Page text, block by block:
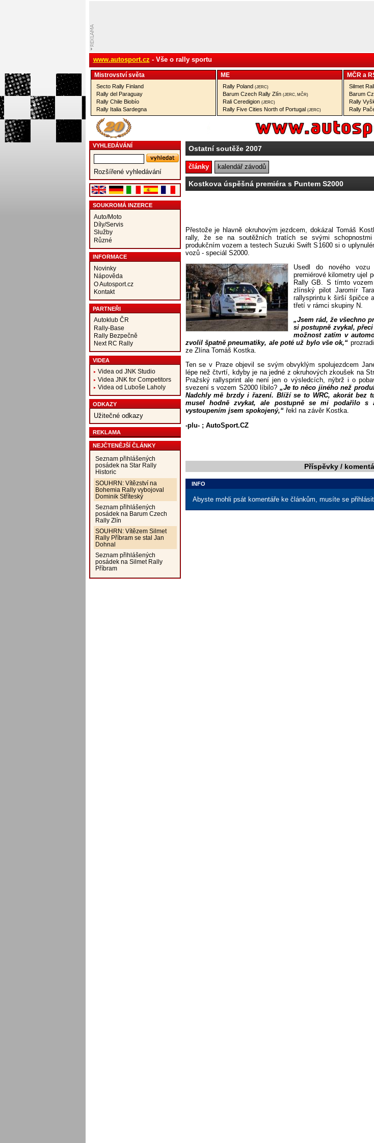
www.autosport.cz - Vše o rally sportu
Mistrovství­ světa
Secto Rally Finland
Rally del Paraguay
Rally Chile Biobío
Rally Italia Sardegna
ME
Rally Poland (JERC)
Barum Czech Rally Zlín (JERC, MČR)
Rali Ceredigion (JERC)
Rally Five Cities North of Portugal (JERC)
MČR a
Silmet
Barum
Rally
Rally
VYHLEDÁVÁNÍ
Rozšířené vyhledávání
SOUKROMÁ INZERCE
Auto/Moto
Díly/Servis
Služby
Různé
INFORMACE
Novinky
Nápověda
O Autosport.cz
Kontakt
PARTNEŘI
Autoklub ČR
Rally-Base
Rally Bezpečně
Next RC Rally
VIDEA
Videa od JNK Studio
Videa JNK for Competitors
Videa od Luboše Laholy
ODKAZY
Užitečné odkazy
REKLAMA
NEJČTENĚJŠÍ ČLÁNKY
Seznam přihlášených
posádek na Star Rally
Historic
SOUHRN: Vítězství na
Bohemia Rally vybojoval
Dominik Stříteský
Seznam přihlášených
posádek na Barum Czech
Rally Zlín
SOUHRN: Vítězem Silmet
Rally Příbram se stal Jan
Dohnal
Seznam přihlášených
posádek na Silmet Rally
Příbram
Ostatní soutěže 2007
články kalendář závodů
Kostkova úspěšná premiéra s Puntem S2000
Přestože je hlavně okruhovým jezdcem, dokázal Tomáš
rally, že se na soutěžních tratích se svými
produkčním vozem a testech Suzuki Swift S1600 si o
vozů - speciál S2000.
Usedl do nového
premiérové kilometry ujel
Rally GB. S tímto
zlínský pilot Jaromír
rallysprintu k širší špičce
třetí v rámci skupiny N.
„Jsem rád, že všechno
si postupně zvykal,
možnost zatím v
zvolil špatně pneumatiky, ale poté už bylo vše ok,“
ze Zlína Tomáš Kostka.
Ten se v Praze objevil se svým obvyklým spolujezdcem
lépe než čtvrtí, kdyby je na jedné z okruhových zkoušek na
Pražský rallysprint ale není jen o výsledcích, nýbrž i o
svezení s vozem S2000 líbilo? „Je to něco jiného než
Nadchly mě brzdy i řazení. Blíží se to WRC, akorát bez
musel hodně zvykat, ale postupně se mi podařilo s
vystoupením jsem spokojený,“řekl na závěr Kostka.
-plu- ; AutoSport.CZ
Příspěvky /
INFO
Abyste mohli psát komentáře ke článkům, musíte se přihlásit